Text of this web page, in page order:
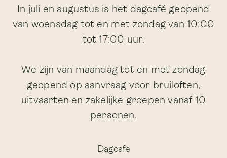
In juli en augustus is het dagcafé geopend
van woensdag tot en met zondag van 10:00
tot 17:00 uur.
We zijn van maandag tot en met zondag
geopend op aanvraag voor bruiloften,
uitvaarten en zakelijke groepen vanaf 10
personen.
Dagcafe